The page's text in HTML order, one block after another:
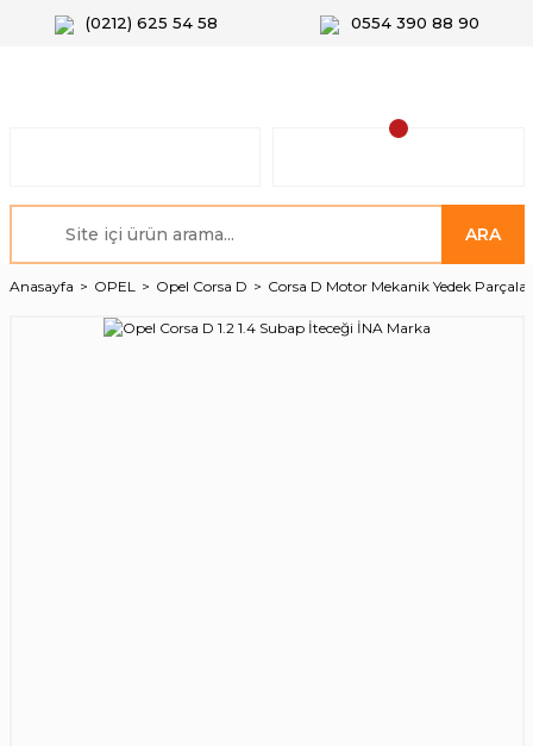
(0212) 625 54 58 0554 390 88 90
ARA
Anasayfa OPEL Opel Corsa D Corsa D Motor Mekanik Yedek